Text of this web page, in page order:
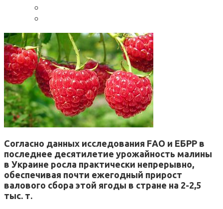
Согласно данных исследования FАО и ЕБРР в
последнее десятилетие урожайность малины
в Украине росла практически непрерывно,
обеспечивая почти ежегодный прирост
валового сбора этой ягоды в стране на 2-2,5
тыс. т.